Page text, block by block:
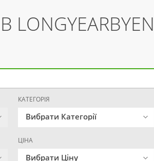
КАТЕГОРІЯ
Вибрати Категорії
ЦІНА
Вибрати Ціну